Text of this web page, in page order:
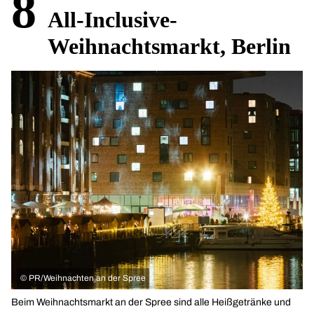
All-Inclusive-
Weihnachtsmarkt, Berlin
© PR/Weihnachten an der Spree
Beim Weihnachtsmarkt an der Spree sind alle Heißgetränke und